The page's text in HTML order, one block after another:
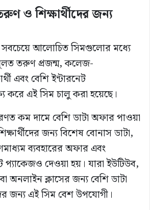
ও শিক্ষার্থীদের জন্য
সবচেয়ে আলোচিত সিমগুলোর মধ্যে
তরুণ প্রজন্ম, কলেজ-
এবং বেশি ইন্টারনেট
করে এই সিম চালু করা হয়েছে।
কম দামে বেশি ডাটা অফার পাওয়া
জন্য বিশেষ বোনাস ডাটা,
ব্যবহারের অফার এবং
প্যাকেজও দেওয়া হয়। যারা ইউটিউব,
অনলাইন ক্লাসের জন্য বেশি ডাটা
জন্য এই সিম বেশ উপযোগী।